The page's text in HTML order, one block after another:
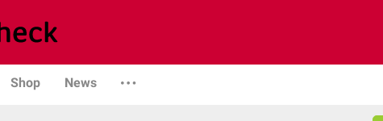
Shop News